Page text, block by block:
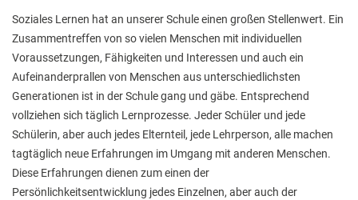
Schulsozialarbeit
Eltern
Elterninformationen
Mitwirkung am Schulleben
Schulkonferenz
Kopf hoch! – Beratung für Eltern
Soziales Lernen hat an unserer Schule einen großen Stellenwert. Ein
Zusammentreffen von so vielen Menschen mit individuellen
Voraussetzungen, Fähigkeiten und Interessen und auch ein
Aufeinanderprallen von Menschen aus unterschiedlichsten
Generationen ist in der Schule gang und gäbe. Entsprechend
vollziehen sich täglich Lernprozesse. Jeder Schüler und jede
Schülerin, aber auch jedes Elternteil, jede Lehrperson, alle machen
tagtäglich neue Erfahrungen im Umgang mit anderen Menschen.
Diese Erfahrungen dienen zum einen der
Persönlichkeitsentwicklung jedes Einzelnen, aber auch der